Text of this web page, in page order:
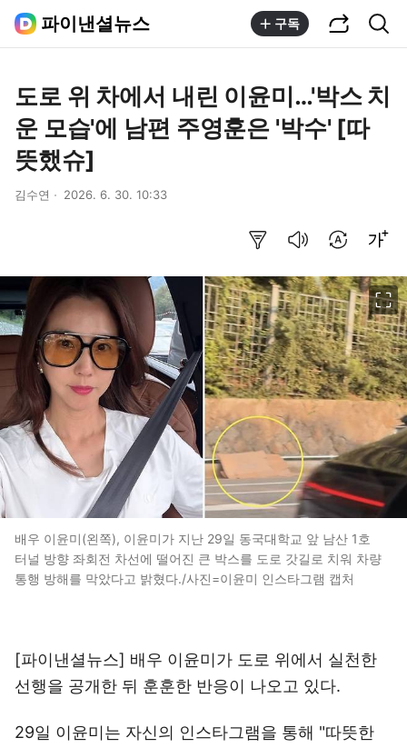
파이낸셜뉴스 구독
도로 위 차에서 내린 이윤미…'박스 치
운 모습'에 남편 주영훈은 '박수' [따
뜻했슈]
김수연 2026. 6. 30. 10:33
배우 이윤미(왼쪽), 이윤미가 지난 29일 동국대학교 앞 남산 1호
터널 방향 좌회전 차선에 떨어진 큰 박스를 도로 갓길로 치워 차량
통행 방해를 막았다고 밝혔다./사진=이윤미 인스타그램 캡처
[파이낸셜뉴스] 배우 이윤미가 도로 위에서 실천한
선행을 공개한 뒤 훈훈한 반응이 나오고 있다.
29일 이윤미는 자신의 인스타그램을 통해 "따뜻한